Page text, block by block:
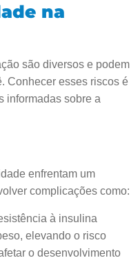
na
são diversos e podem
Conhecer esses riscos é
informadas sobre a
enfrentam um
complicações como:
à insulina
elevando o risco
o desenvolvimento